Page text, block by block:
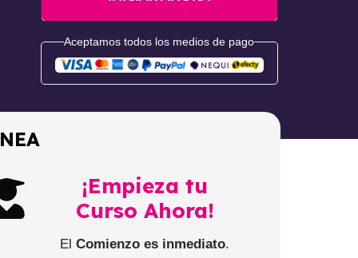
Aceptamos todos los medios de pago
¡Empieza tu
Curso Ahora!
ElComienzo es inmediato.